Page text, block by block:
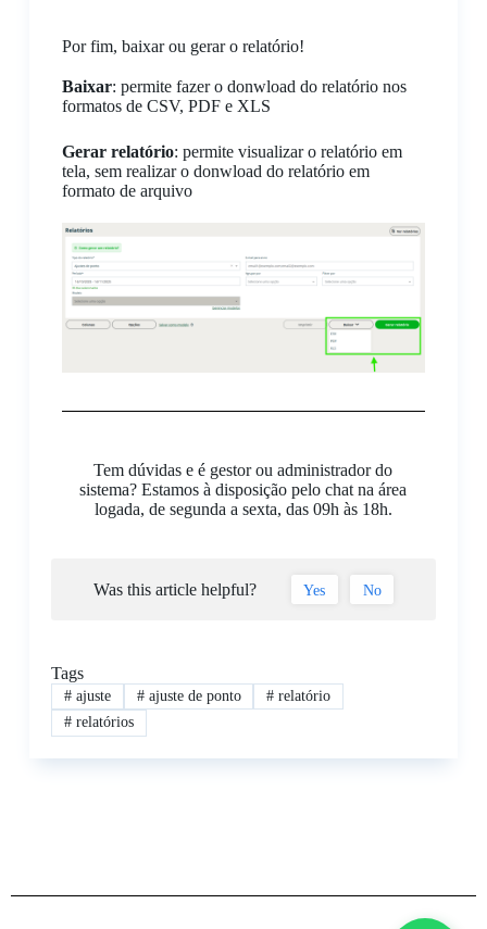
Por fim, baixar ou gerar o relatório!
Baixar: permite fazer o donwload do relatório nos
formatos de CSV, PDF e XLS
Gerar relatório: permite visualizar o relatório em
tela, sem realizar o donwload do relatório em
formato de arquivo
Tem dúvidas e é gestor ou administrador do
sistema? Estamos à disposição pelo chat na área
logada, de segunda a sexta, das 09h às 18h.
Was this article helpful? Yes No
Tags
#ajuste #ajuste de ponto # relatório
#relatórios